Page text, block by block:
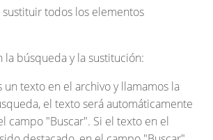
sustituir todos los elementos
la búsqueda y la sustitución:
un texto en el archivo y llamamos la
el texto será automáticamente
campo "Buscar". Si el texto en el